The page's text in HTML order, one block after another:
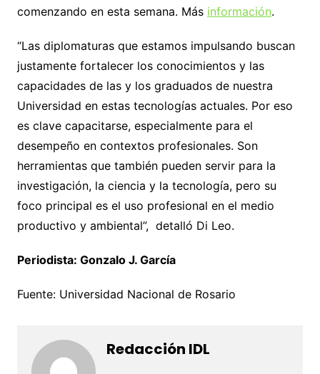
comenzando en esta semana. Más información.
“Las diplomaturas que estamos impulsando buscan
justamente fortalecer los conocimientos y las
capacidades de las y los graduados de nuestra
Universidad en estas tecnologías actuales. Por eso
es clave capacitarse, especialmente para el
desempeño en contextos profesionales. Son
herramientas que también pueden servir para la
investigación, la ciencia y la tecnología, pero su
foco principal es el uso profesional en el medio
productivo y ambiental”, detalló Di Leo.
Periodista: Gonzalo J. García
Fuente: Universidad Nacional de Rosario
Redacción IDL